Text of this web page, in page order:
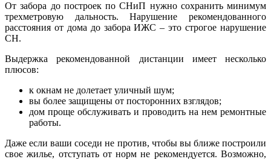
От забора до построек по СНиП нужно сохранить минимум
трехметровую дальность. Нарушение рекомендованного
расстояния от дома до забора ИЖС – это строгое нарушение
СН.
Выдержка рекомендованной дистанции имеет несколько
плюсов:
к окнам не долетает уличный шум;
вы более защищены от посторонних взглядов;
дом проще обслуживать и проводить на нем ремонтные
работы.
Даже если ваши соседи не против, чтобы вы ближе построили
свое жилье, отступать от норм не рекомендуется. Возможно,